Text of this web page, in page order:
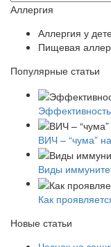
Аллергия
Аллергия у
Пищевая
Популярные статьи
ВИЧ – “чума”
Виды
Как
Новые статьи